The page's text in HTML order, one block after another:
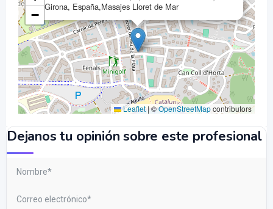
Girona, España,Masajes Lloret de Mar
−
Leaflet |©OpenStreetMapcontributors
Dejanos tu opinión sobre este profesional